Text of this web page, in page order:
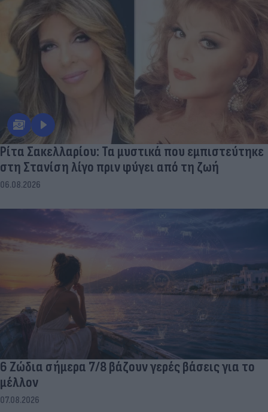
Ρίτα Σακελλαρίου: Τα μυστικά που εμπιστεύτηκε
στη Στανίση λίγο πριν φύγει από τη ζωή
06.08.2026
6 Ζώδια σήμερα 7/8 βάζουν γερές βάσεις για το
μέλλον
07.08.2026